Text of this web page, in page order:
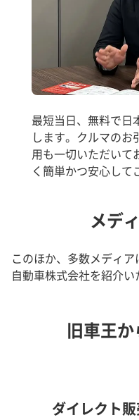
最短当日、無料で日
します。クルマのお
用も一切いただいて
く簡単かつ安心して
メデ
このほか、多数メディ
自動車株式会社を紹介い
旧車王か
ダイレクト